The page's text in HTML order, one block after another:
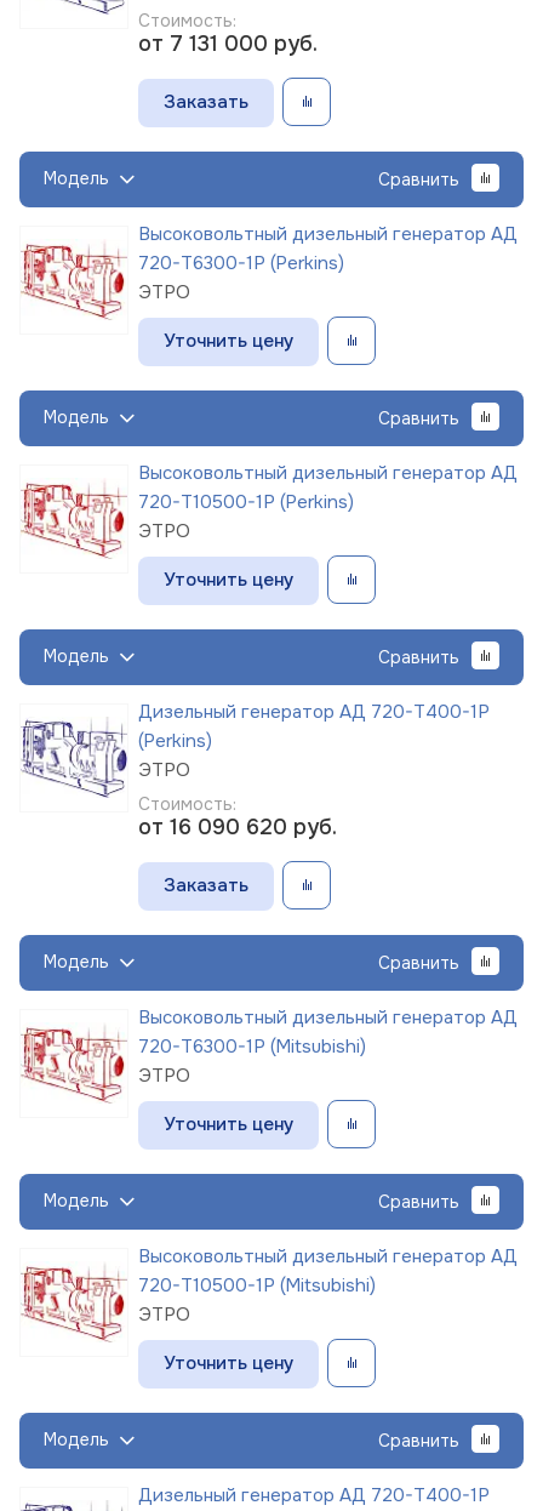
Стоимость:
от 7 131 000 руб.
Заказать
Модель Сравнить
Высоковольтный дизельный генератор АД
720-Т6300-1Р (Perkins)
ЭТРО
Уточнить цену
Модель Сравнить
Высоковольтный дизельный генератор АД
720-Т10500-1Р (Perkins)
ЭТРО
Уточнить цену
Модель Сравнить
Дизельный генератор АД 720-Т400-1Р
(Perkins)
ЭТРО
Стоимость:
от 16 090 620 руб.
Заказать
Модель Сравнить
Высоковольтный дизельный генератор АД
720-Т6300-1Р (Mitsubishi)
ЭТРО
Уточнить цену
Модель Сравнить
Высоковольтный дизельный генератор АД
720-Т10500-1Р (Mitsubishi)
ЭТРО
Уточнить цену
Модель Сравнить
Дизельный генератор АД 720-Т400-1Р